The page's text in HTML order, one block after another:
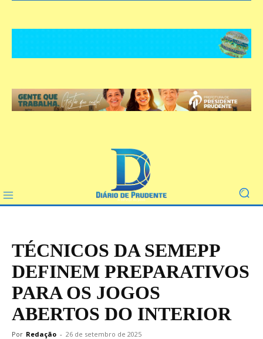
TÉCNICOS DA SEMEPP
DEFINEM PREPARATIVOS
PARA OS JOGOS
ABERTOS DO INTERIOR
Por Redação - 26 de setembro de 2025